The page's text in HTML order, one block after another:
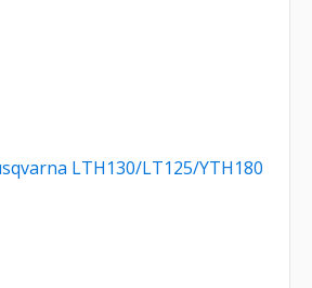
LTH130/LT125/YTH180